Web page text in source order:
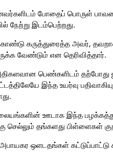
போதைப் பொருள்
நேற்று இடம்பெற்றது.
கருத்துரைத்த அவர்,
வேண்டும் என தெரிவித்தார்.
பெண்களிடம் தற்போது
இந்த உயர்வு
ஊடாக இந்த
செல்லும் தங்களது பிள்ளைகள்
ஒளடதங்கள்